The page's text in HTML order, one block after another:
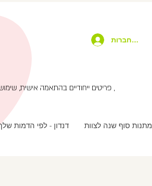
פריטים ייחודיים בהתאמה אישית, שימוש בטכנולוגיות מתקדמות בשילוב עבודת יד ועיצוב מחוץ לקופסא , שירות לקוחות אישי עם המון תשומת לב ,
דנדון - לפי הדמות מתנות סוף שנה לצוות
להתחברות